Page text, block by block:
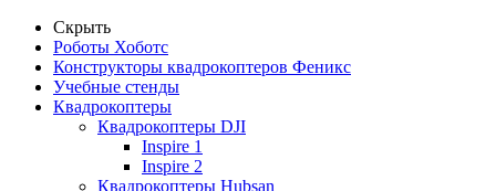
Скрыть
Роботы Хоботс
Конструкторы квадрокоптеров Феникс
Учебные стенды
Квадрокоптеры
Квадрокоптеры DJI
Inspire 1
Inspire 2
Квадрокоптеры Hubsan